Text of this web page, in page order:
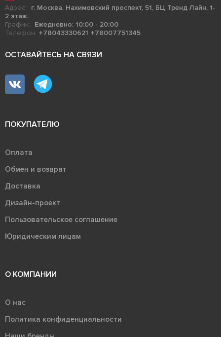
Адрес:
г. Москва, Нахимовский проспект, 51, БЦ Тренд Лайн, 1-
2 этаж.
График:
Ежедневно: 10:00 - 20:00
Телефон: +78043330621 +78007751345
ОСТАВАЙТЕСЬ НА СВЯЗИ
ПОКУПАТЕЛЮ
Оплата
Обмен и возврат
Доставка
Дизайн-проект
Пользовательское соглашение
Юридическим лицам
О КОМПАНИИ
О нас
Политика конфиденциальности